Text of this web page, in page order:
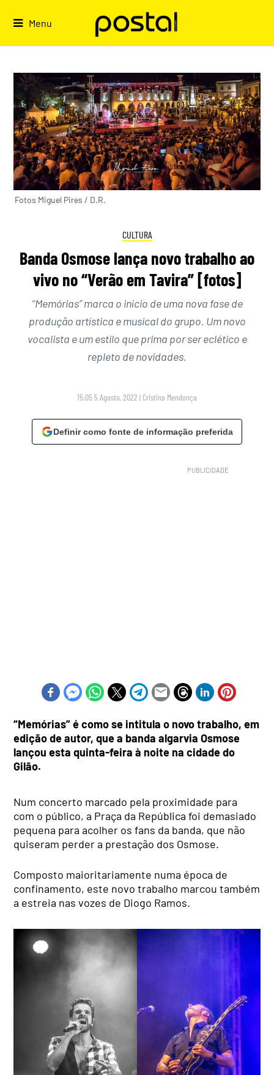
Menu
Fotos Miguel Pires / D.R.
CULTURA
Banda Osmose lança novo trabalho ao
vivo no “Verão em Tavira” [fotos]
“Memórias” marca o início de uma nova fase de
produção artística e musical do grupo. Um novo
vocalista e um estilo que prima por ser eclético e
repleto de novidades.
15:05 5 Agosto, 2022 | Cristina Mendonça
Definir como fonte de informação preferida
“Memórias” é como se intitula o novo trabalho, em
edição de autor, que a banda algarvia Osmose
lançou esta quinta-feira à noite na cidade do
Gilão.
Num concerto marcado pela proximidade para
com o público, a Praça da República foi demasiado
pequena para acolher os fans da banda, que não
quiseram perder a prestação dos Osmose.
Composto maioritariamente numa época de
confinamento, este novo trabalho marcou também
a estreia nas vozes de Diogo Ramos.